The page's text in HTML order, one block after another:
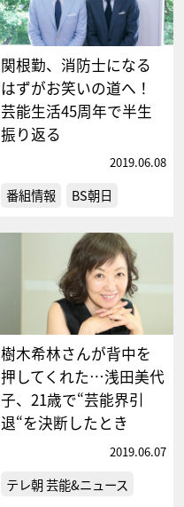
関根勤、消防士になる
はずがお笑いの道へ！
芸能生活45周年で半生
振り返る
2019.06.08
番組情報 BS朝日
樹木希林さんが背中を
押してくれた…浅田美代
子、21歳で“芸能界引
退“を決断したとき
2019.06.07
テレ朝 芸能&ニュース